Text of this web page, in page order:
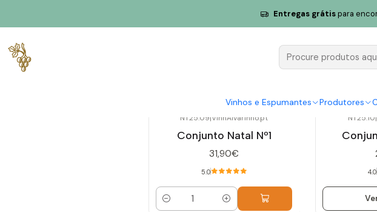
Vinhos e Espumantes Produtores
Entregas grátispara
NT25.09|VinhAlvarinho.pt
Conjunto Natal Nº1
31,90€
5.0
Quantidade
NT25.10|
4.0